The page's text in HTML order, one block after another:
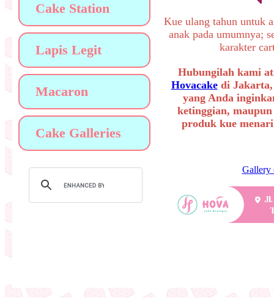
Cake Station
Lapis Legit
Macaron
Cake Galleries
Kue ulang tahun untuk
anak pada umumnya;
karakter
Hubungilah kami
Hovacakedi Jakarta,
yang Anda
ketinggian,
produk kue
Gallery